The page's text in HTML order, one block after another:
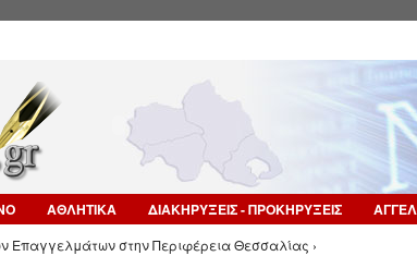
ΑΘΛΗΤΙΚΑ ΔΙΑΚΗΡΥΞΕΙΣ - ΠΡΟΚΗΡΥΞΕΙΣ
Επαγγελμάτων στην Περιφέρεια Θεσσαλίας ›